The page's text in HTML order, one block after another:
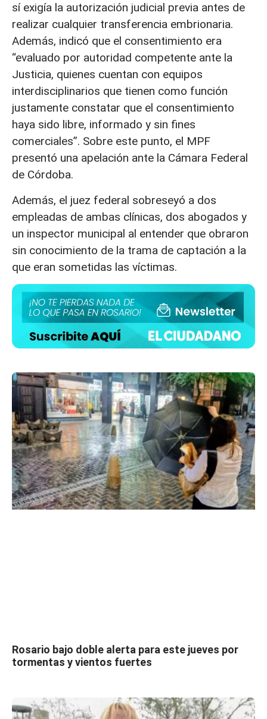
sí exigía la autorización judicial previa antes de
realizar cualquier transferencia embrionaria.
Además, indicó que el consentimiento era
“evaluado por autoridad competente ante la
Justicia, quienes cuentan con equipos
interdisciplinarios que tienen como función
justamente constatar que el consentimiento
haya sido libre, informado y sin fines
comerciales”. Sobre este punto, el MPF
presentó una apelación ante la Cámara Federal
de Córdoba.
Además, el juez federal sobreseyó a dos
empleadas de ambas clínicas, dos abogados y
un inspector municipal al entender que obraron
sin conocimiento de la trama de captación a la
que eran sometidas las víctimas.
Rosario bajo doble alerta para este jueves por
tormentas y vientos fuertes